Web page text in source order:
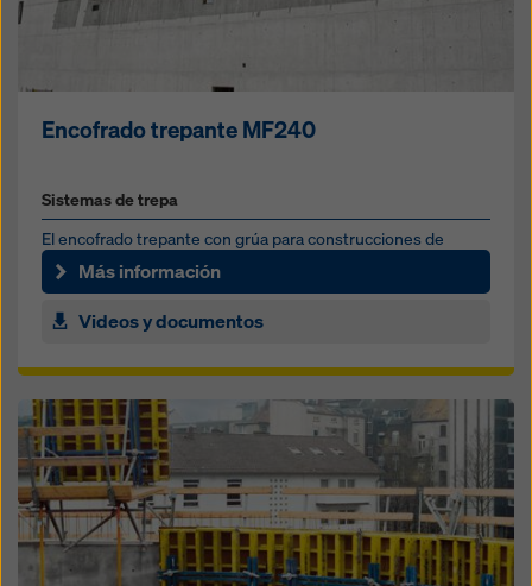
Encofrado trepante MF240
Sistemas de trepa
El encofrado trepante con grúa para construcciones de
cualquier forma, altura e inclinación
Más información
Videos y documentos